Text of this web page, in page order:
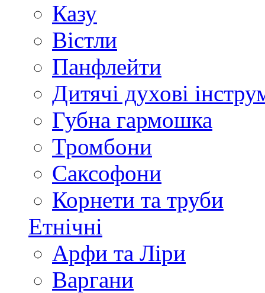
Казу
Вістли
Панфлейти
Дитячі духові
Губна гармошка
Тромбони
Саксофони
Корнети та труби
Етнічні
Арфи та Ліри
Варгани